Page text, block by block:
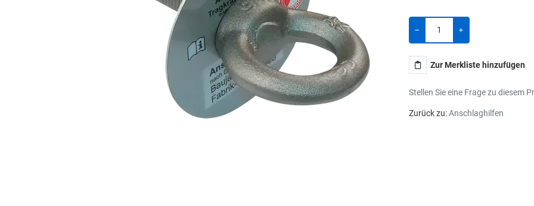
Zur Merkliste hinzufügen
Stellen Sie eine Frage zu diesem
Zurück zu:Anschlaghilfen